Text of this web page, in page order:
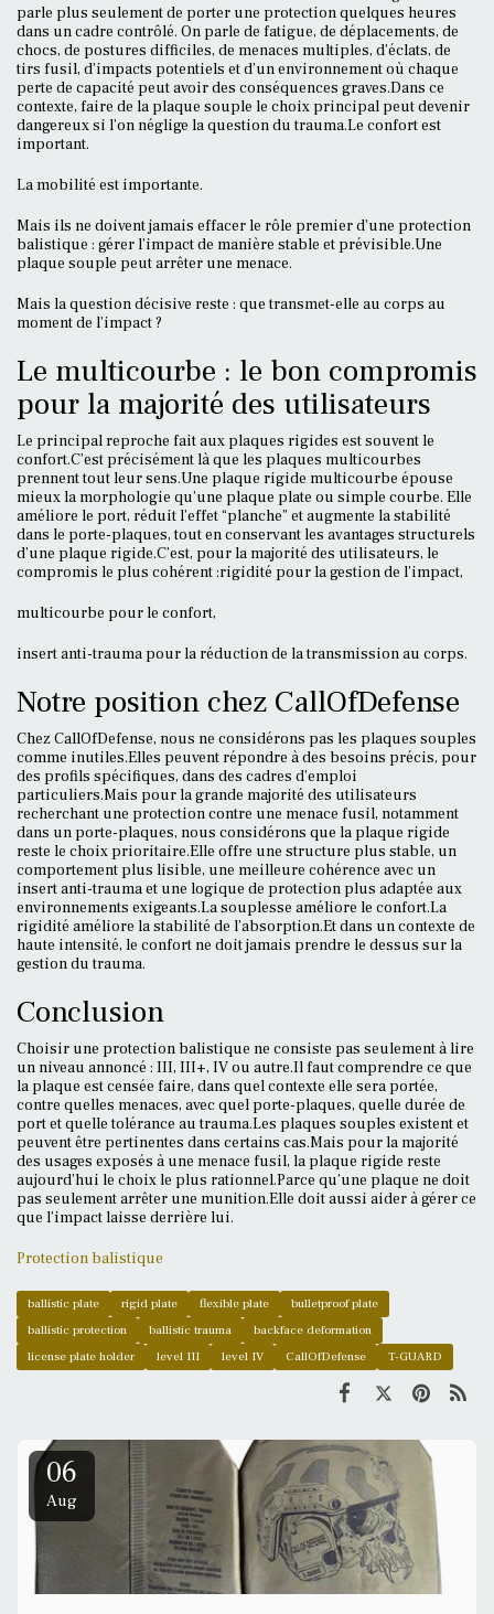
parle plus seulement de porter une protection quelques heures
dans un cadre contrôlé. On parle de fatigue, de déplacements, de
chocs, de postures difficiles, de menaces multiples, d’éclats, de
tirs fusil, d’impacts potentiels et d’un environnement où chaque
perte de capacité peut avoir des conséquences graves.Dans ce
contexte, faire de la plaque souple le choix principal peut devenir
dangereux si l’on néglige la question du trauma.Le confort est
important.
La mobilité est importante.
Mais ils ne doivent jamais effacer le rôle premier d’une protection
balistique : gérer l’impact de manière stable et prévisible.Une
plaque souple peut arrêter une menace.
Mais la question décisive reste : que transmet-elle au corps au
moment de l’impact ?
Le multicourbe : le bon compromis
pour la majorité des utilisateurs
Le principal reproche fait aux plaques rigides est souvent le
confort.C’est précisément là que les plaques multicourbes
prennent tout leur sens.Une plaque rigide multicourbe épouse
mieux la morphologie qu’une plaque plate ou simple courbe. Elle
améliore le port, réduit l’effet “planche” et augmente la stabilité
dans le porte-plaques, tout en conservant les avantages structurels
d’une plaque rigide.C’est, pour la majorité des utilisateurs, le
compromis le plus cohérent :rigidité pour la gestion de l’impact,
multicourbe pour le confort,
insert anti-trauma pour la réduction de la transmission au corps.
Notre position chez CallOfDefense
Chez CallOfDefense, nous ne considérons pas les plaques souples
comme inutiles.Elles peuvent répondre à des besoins précis, pour
des profils spécifiques, dans des cadres d’emploi
particuliers.Mais pour la grande majorité des utilisateurs
recherchant une protection contre une menace fusil, notamment
dans un porte-plaques, nous considérons que la plaque rigide
reste le choix prioritaire.Elle offre une structure plus stable, un
comportement plus lisible, une meilleure cohérence avec un
insert anti-trauma et une logique de protection plus adaptée aux
environnements exigeants.La souplesse améliore le confort.La
rigidité améliore la stabilité de l’absorption.Et dans un contexte de
haute intensité, le confort ne doit jamais prendre le dessus sur la
gestion du trauma.
Conclusion
Choisir une protection balistique ne consiste pas seulement à lire
un niveau annoncé : III, III+, IV ou autre.Il faut comprendre ce que
la plaque est censée faire, dans quel contexte elle sera portée,
contre quelles menaces, avec quel porte-plaques, quelle durée de
port et quelle tolérance au trauma.Les plaques souples existent et
peuvent être pertinentes dans certains cas.Mais pour la majorité
des usages exposés à une menace fusil, la plaque rigide reste
aujourd’hui le choix le plus rationnel.Parce qu’une plaque ne doit
pas seulement arrêter une munition.Elle doit aussi aider à gérer ce
que l’impact laisse derrière lui.
Protection balistique
ballistic plate rigid plate flexible plate
bulletproof plate
ballistic protection
ballistic trauma
backface deformation
license plate holder
level III level IV CallOfDefense T-GUARD
06
Aug